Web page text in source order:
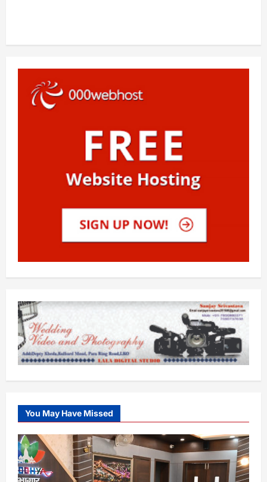
You May Have Missed